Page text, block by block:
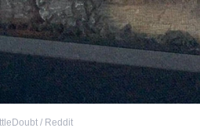
/ Reddit